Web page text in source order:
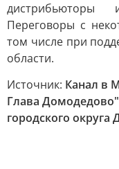
дистрибьюторы
Переговоры с
том числе при
области.
Источник: Канал в
Глава Домодедово"
городского